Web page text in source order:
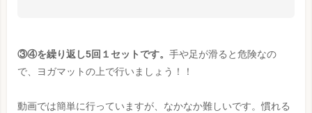
③④を繰り返し5回１セットです。 手や足が滑ると危険なの
で、ヨガマットの上で行いましょう！！
動画では簡単に行っていますが、なかなか難しいです。慣れる